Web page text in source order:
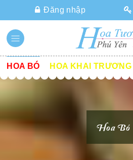
Đăng nhập
HOA BÓ HOA KHAI TRƯƠNG
Hoa Bó